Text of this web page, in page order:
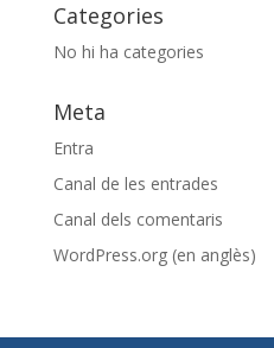
Categories
No hi ha categories
Meta
Entra
Canal de les entrades
Canal dels comentaris
WordPress.org (en anglès)